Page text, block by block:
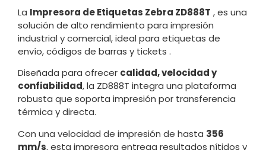
La Impresora de Etiquetas Zebra ZD888T , es una
solución de alto rendimiento para impresión
industrial y comercial, ideal para etiquetas de
envío, códigos de barras y tickets .
Diseñada para ofrecer calidad, velocidad y
confiabilidad, la ZD888T integra una plataforma
robusta que soporta impresión por transferencia
térmica y directa.
Con una velocidad de impresión de hasta 356
mm/s, esta impresora entrega resultados nítidos y